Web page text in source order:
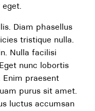
Diam phasellus
tristique nulla.
Nulla facilisi
nunc lobortis
praesent
purus sit amet.
luctus accumsan